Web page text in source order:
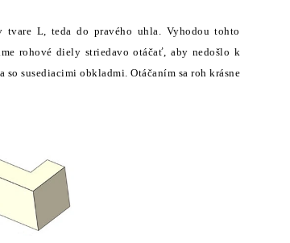
L, teda do pravého uhla. Vyhodou tohto
rohové diely striedavo otáčať, aby nedošlo k
susediacimi obkladmi. Otáčaním sa roh krásne